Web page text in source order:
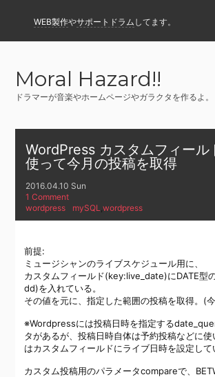
WEB製作やサポートドラム してます。
Moral Hazard!!
ドラマーが音楽やホームページやガラクタを作るよ。
WordPress カスタムフィール
使って今月の投稿を取得
2016.04.10 Sun
1 Comment
wordpress
mySQL,wordpress
前提:
ミュージシャンのライブスケジュール用に、
カスタムフィールド(key:live_date)にDATE型
dd)を入れている。
その値を元に、指定した範囲の投稿を取得。(
※Wordpressには投稿日時を指定する
タがあるが、投稿日時自体は予約投稿などに
はカスタムフィールドにライブ日時を設定して
カスタム投稿用のパラメータcompareで、